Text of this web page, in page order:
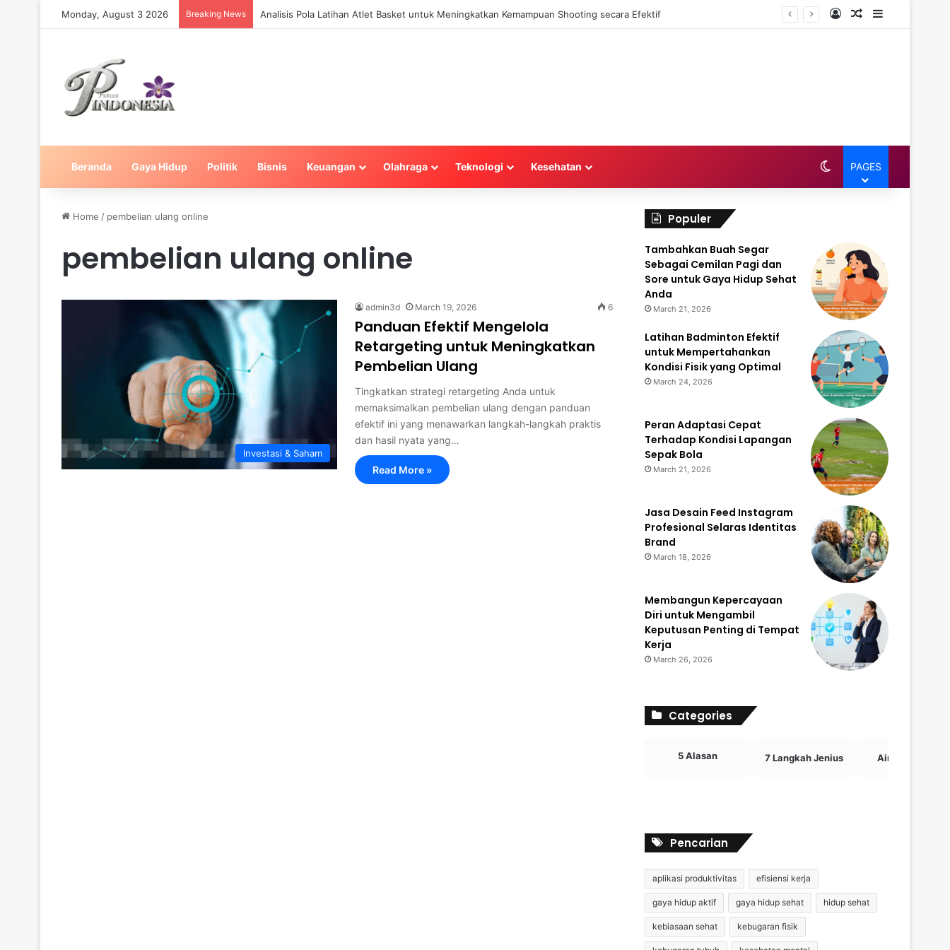
Monday, August 3 2026 Breaking News Analisis Pola Latihan Atlet Basket untuk Meningkatkan Kemampuan Shooting secara Efektif Log InRandom Article
Sidebar
Beranda Gaya Hidup Politik Bisnis Keuangan Olahraga Teknologi Kesehatan Switch skin
PAGES
Home / pembelian ulang online
pembelian ulang online
Investasi & Saham
admin3d March 19, 2026 6
Panduan Efektif Mengelola
Retargeting untuk Meningkatkan
Pembelian Ulang
Tingkatkan strategi retargeting Anda untuk
memaksimalkan pembelian ulang dengan panduan
efektif ini yang menawarkan langkah-langkah praktis
dan hasil nyata yang…
Read More »
Populer
Tambahkan Buah Segar
Sebagai Cemilan Pagi dan
Sore untuk Gaya Hidup Sehat
Anda
March 21, 2026
Latihan Badminton Efektif
untuk Mempertahankan
Kondisi Fisik yang Optimal
March 24, 2026
Peran Adaptasi Cepat
Terhadap Kondisi Lapangan
Sepak Bola
March 21, 2026
Jasa Desain Feed Instagram
Profesional Selaras Identitas
Brand
March 18, 2026
Membangun Kepercayaan
Diri untuk Mengambil
Keputusan Penting di Tempat
Kerja
March 26, 2026
Categories
5 Alasan 7 Langkah Jenius Airdrop Crypto
Pencarian
aplikasi produktivitas efisiensi kerja
gaya hidup aktif gaya hidup sehat hidup sehat
kebiasaan sehat kebugaran fisik